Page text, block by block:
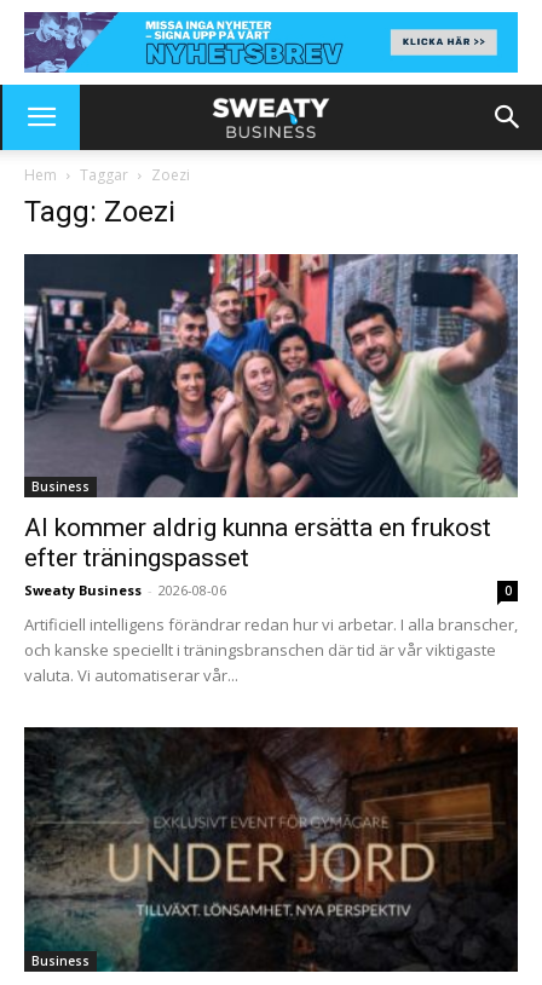
Hem Taggar Zoezi
Tagg: Zoezi
Business
AI kommer aldrig kunna ersätta en frukost
efter träningspasset
Sweaty Business - 2026-08-06 0
Artificiell intelligens förändrar redan hur vi arbetar. I alla branscher,
och kanske speciellt i träningsbranschen där tid är vår viktigaste
valuta. Vi automatiserar vår...
Business